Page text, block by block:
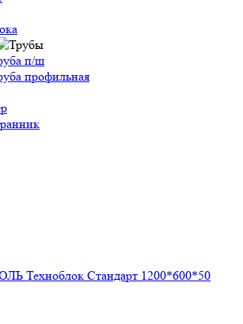
п/ш
профильная
Техноблок Стандарт 1200*600*50